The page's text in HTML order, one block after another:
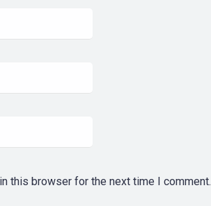
this browser for the next time I comment.